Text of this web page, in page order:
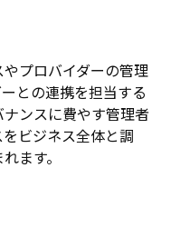
プロバイダーの管理
との連携を担当する
ンスに費やす管理者
ビジネス全体と調
ます。